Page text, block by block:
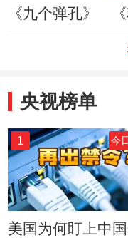
《九个弹孔》
央视榜单
1 今
美国为何盯上中